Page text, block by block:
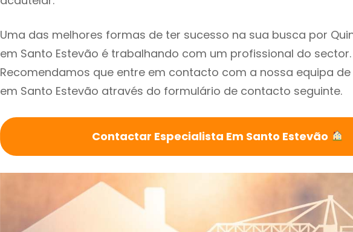
Uma das melhores formas de ter sucesso na sua busca por
em Santo Estevão é trabalhando com um profissional do sector.
Recomendamos que entre em contacto com a nossa equipa
em Santo Estevão através do formulário de contacto seguinte.
Contactar Especialista Em Santo Estevão